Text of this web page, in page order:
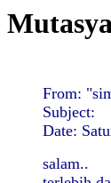
From:
Subject:
Date:
salam..